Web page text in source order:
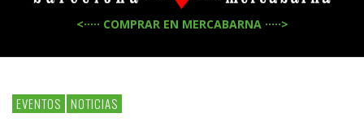
<····· COMPRAR EN MERCABARNA ·····>
EVENTOS NOTICIAS